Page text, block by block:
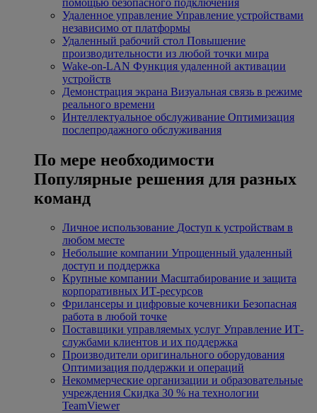
Удаленное управление Управление устройствами
независимо от платформы
Удаленный рабочий стол Повышение
производительности из любой точки мира
Wake-on-LAN Функция удаленной активации
устройств
Демонстрация экрана Визуальная связь в режиме
реального времени
Интеллектуальное обслуживание Оптимизация
послепродажного обслуживания
По мере необходимости
Популярные решения для разных
команд
Личное использование Доступ к устройствам в
любом месте
Небольшие компании Упрощенный удаленный
доступ и поддержка
Крупные компании Масштабирование и защита
корпоративных ИТ-ресурсов
Фрилансеры и цифровые кочевники Безопасная
работа в любой точке
Поставщики управляемых услуг Управление ИТ-
службами клиентов и их поддержка
Производители оригинального оборудования
Оптимизация поддержки и операций
Некоммерческие организации и образовательные
учреждения Скидка 30 % на технологии
TeamViewer